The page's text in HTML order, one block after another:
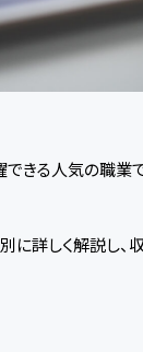
る人気の職業で
詳しく解説し、